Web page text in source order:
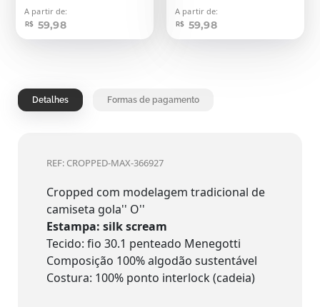
A partir de:
R$ 59,98
A partir de:
R$ 59,98
Detalhes Formas de pagamento
REF: CROPPED-MAX-366927
Cropped com modelagem tradicional de
camiseta gola'' O''
Estampa: silk scream
Tecido: fio 30.1 penteado Menegotti
Composição 100% algodão sustentável
Costura: 100% ponto interlock (cadeia)